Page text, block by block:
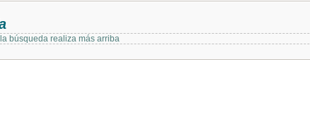
búsqueda realiza más arriba